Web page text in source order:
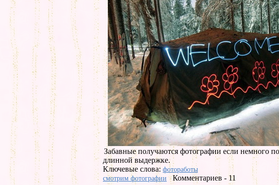
Забавные получаются фотографии если немного
длинной выдержке.
Ключевые слова: фотоработы
смотрим фотографии
Комментариев - 11